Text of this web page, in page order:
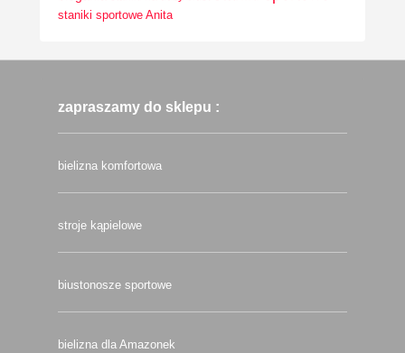
staniki sportowe Anita
zapraszamy do sklepu :
bielizna komfortowa
stroje kąpielowe
biustonosze sportowe
bielizna dla Amazonek